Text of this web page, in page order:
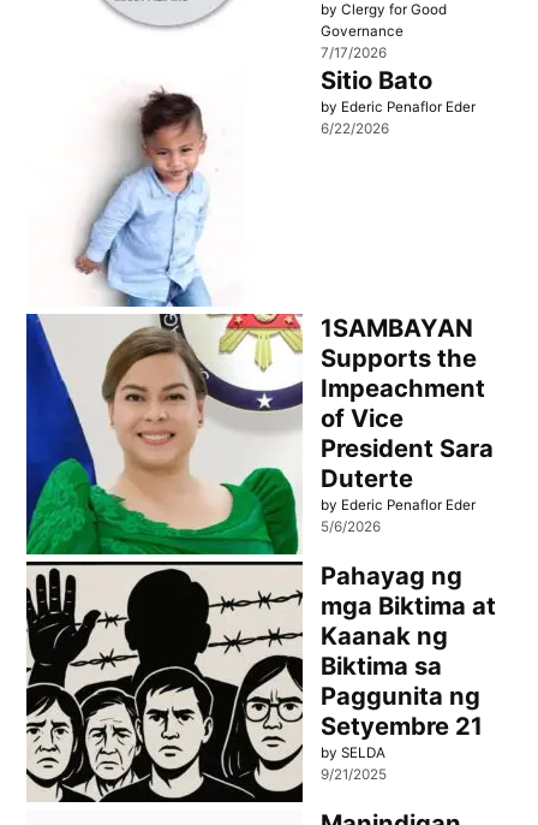
by Clergy for Good
Governance
7/17/2026
Sitio Bato
by Ederic Penaflor Eder
6/22/2026
1SAMBAYAN
Supports the
Impeachment
of Vice
President Sara
Duterte
by Ederic Penaflor Eder
5/6/2026
Pahayag ng
mga Biktima at
Kaanak ng
Biktima sa
Paggunita ng
Setyembre 21
by SELDA
9/21/2025